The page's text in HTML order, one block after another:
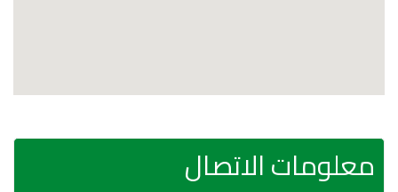
معلومات الاتصال